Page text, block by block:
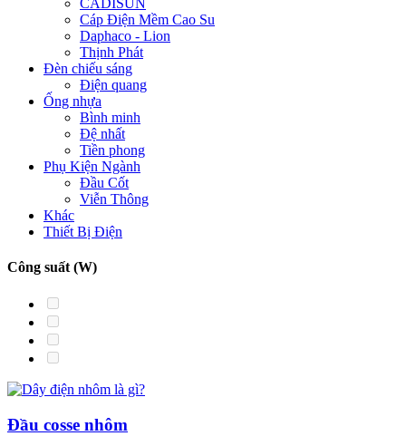
Cáp Điện Mềm Cao Su
Daphaco - Lion
Thịnh Phát
Đèn chiếu sáng
Điện quang
Ống nhựa
Bình minh
Đệ nhất
Tiền phong
Phụ Kiện Ngành
Đầu Cốt
Viễn Thông
Khác
Thiết Bị Điện
Công suất (W)
Đầu cosse nhôm